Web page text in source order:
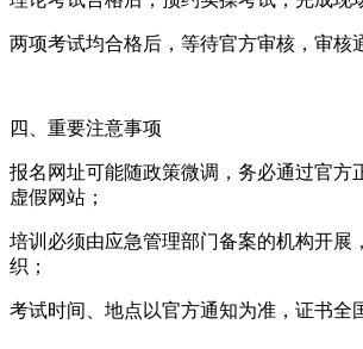
两项考试均合格后，等待官方审核，审核
四、重要注意事项
报名网址可能随政策微调，务必通过官方
虚假网站；
培训必须由应急管理部门备案的机构开展
织；
考试时间、地点以官方通知为准，证书全